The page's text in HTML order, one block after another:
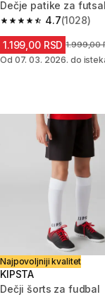
Dečje patike za
4.7
4.7 od 5 zvezdica
(1028)
1.199,00 RSD Cena pre
1.999,00
Od 07. 03. 2026. do
Najpovoljniji kvalitet
KIPSTA
Dečji šorts za fudbal